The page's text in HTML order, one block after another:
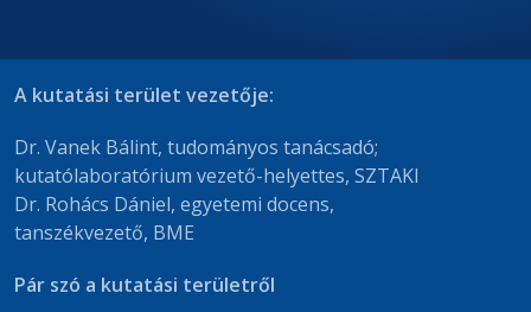
A kutatási terület vezetője:
Dr. Vanek Bálint, tudományos tanácsadó;
kutatólaboratórium vezető-helyettes, SZTAKI
Dr. Rohács Dániel, egyetemi docens,
tanszékvezető, BME
Pár szó a kutatási területről